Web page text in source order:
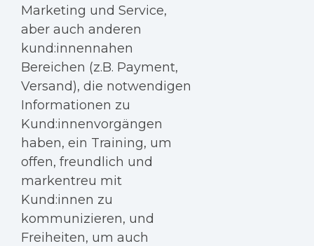
Marketing und Service,
aber auch anderen
kund:innennahen
Bereichen (z.B. Payment,
Versand), die notwendigen
Informationen zu
Kund:innenvorgängen
haben, ein Training, um
offen, freundlich und
markentreu mit
Kund:innen zu
kommunizieren, und
Freiheiten, um auch